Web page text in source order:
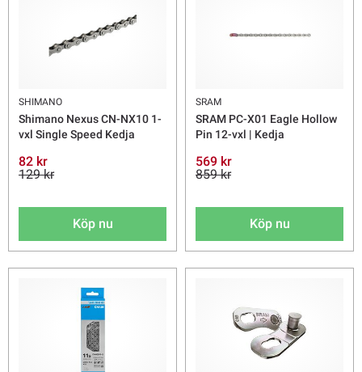
SHIMANO
Shimano Nexus CN-NX10 1-
vxl Single Speed Kedja
82 kr
129 kr
Köp nu
SRAM
SRAM PC-X01 Eagle Hollow
Pin 12-vxl | Kedja
569 kr
859 kr
Köp nu